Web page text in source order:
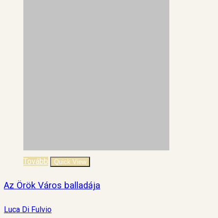
Tovább Quick View
Az Örök Város balladája
Luca Di Fulvio